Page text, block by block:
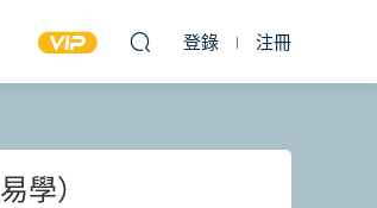
登錄 注冊
學）